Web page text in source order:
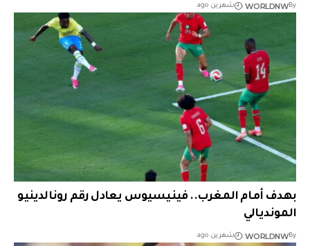
By
WORLDNW شهرين ago
بهدف أمام المغرب.. فينيسيوس يعادل رقم رونالدينيو
المونديالي
By
WORLDNW شهرين ago